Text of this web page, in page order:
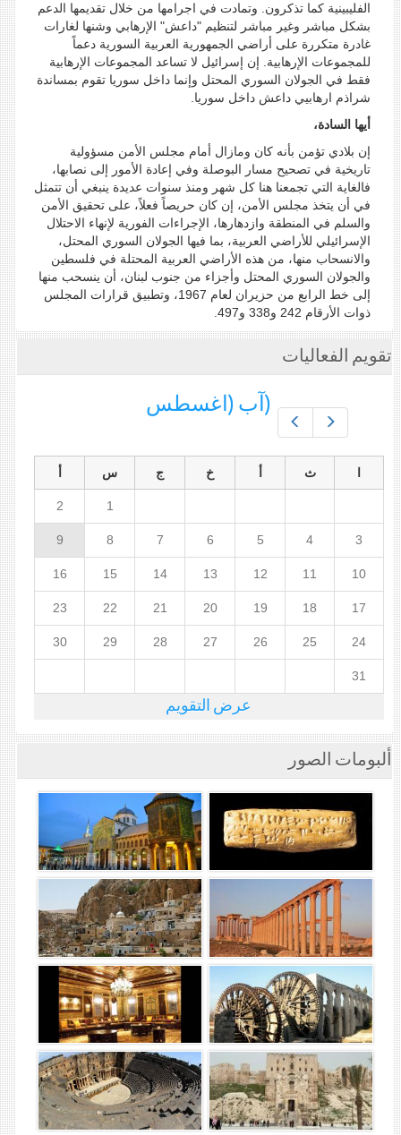
الفليبينية كما تذكرون. وتمادت في اجرامها من خلال تقديمها الدعم
بشكل مباشر وغير مباشر لتنظيم "داعش" الإرهابي وشنها لغارات
غادرة متكررة على أراضي الجمهورية العربية السورية دعماً
للمجموعات الإرهابية. إن إسرائيل لا تساعد المجموعات الإرهابية
فقط في الجولان السوري المحتل وإنما داخل سوريا تقوم بمساندة
شراذم ارهابيي داعش داخل سوريا.
أيها السادة،
إن بلادي تؤمن بأنه كان ومازال أمام مجلس الأمن مسؤولية
تاريخية في تصحيح مسار البوصلة وفي إعادة الأمور إلى نصابها،
فالغاية التي تجمعنا هنا كل شهر ومنذ سنوات عديدة ينبغي أن تتمثل
في أن يتخذ مجلس الأمن، إن كان حريصاً فعلاً، على تحقيق الأمن
والسلم في المنطقة وازدهارها، الإجراءات الفورية لإنهاء الاحتلال
الإسرائيلي للأراضي العربية، بما فيها الجولان السوري المحتل،
والانسحاب منها، من هذه الأراضي العربية المحتلة في فلسطين
والجولان السوري المحتل وأجزاء من جنوب لبنان، أن ينسحب منها
إلى خط الرابع من حزيران لعام 1967، وتطبيق قرارات المجلس
ذوات الأرقام 242 و338 و497.
تقويم الفعاليات
(آب (اغسطس
ث خ ج س
1
2
3
4
5
6
7
8
9
10
11
12
13
14
15
16
17
18
19
20
21
22
23
24
25
26
27
28
29
30
31
عرض التقويم
ألبومات الصور